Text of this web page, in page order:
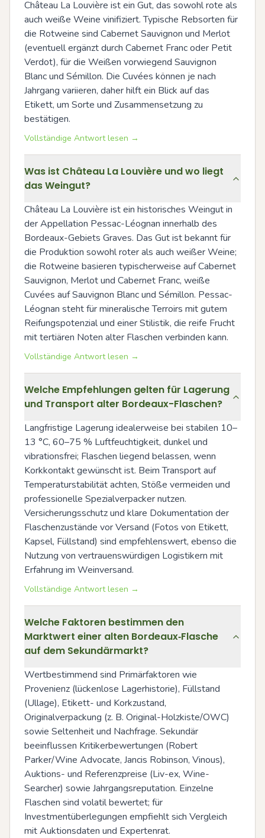
Château La Louvière ist ein Gut, das sowohl rote als
auch weiße Weine vinifiziert. Typische Rebsorten für
die Rotweine sind Cabernet Sauvignon und Merlot
(eventuell ergänzt durch Cabernet Franc oder Petit
Verdot), für die Weißen vorwiegend Sauvignon
Blanc und Sémillon. Die Cuvées können je nach
Jahrgang variieren, daher hilft ein Blick auf das
Etikett, um Sorte und Zusammensetzung zu
bestätigen.
Vollständige Antwort lesen →
Was ist Château La Louvière und wo liegt
das Weingut?
Château La Louvière ist ein historisches Weingut in
der Appellation Pessac-Léognan innerhalb des
Bordeaux-Gebiets Graves. Das Gut ist bekannt für
die Produktion sowohl roter als auch weißer Weine;
die Rotweine basieren typischerweise auf Cabernet
Sauvignon, Merlot und Cabernet Franc, weiße
Cuvées auf Sauvignon Blanc und Sémillon. Pessac-
Léognan steht für mineralische Terroirs mit gutem
Reifungspotenzial und einer Stilistik, die reife Frucht
mit tertiären Noten alter Flaschen verbinden kann.
Vollständige Antwort lesen →
Welche Empfehlungen gelten für Lagerung
und Transport alter Bordeaux-Flaschen?
Langfristige Lagerung idealerweise bei stabilen 10–
13 °C, 60–75 % Luftfeuchtigkeit, dunkel und
vibrationsfrei; Flaschen liegend belassen, wenn
Korkkontakt gewünscht ist. Beim Transport auf
Temperaturstabilität achten, Stöße vermeiden und
professionelle Spezialverpacker nutzen.
Versicherungsschutz und klare Dokumentation der
Flaschenzustände vor Versand (Fotos von Etikett,
Kapsel, Füllstand) sind empfehlenswert, ebenso die
Nutzung von vertrauenswürdigen Logistikern mit
Erfahrung im Weinversand.
Vollständige Antwort lesen →
Welche Faktoren bestimmen den
Marktwert einer alten Bordeaux‑Flasche
auf dem Sekundärmarkt?
Wertbestimmend sind Primärfaktoren wie
Provenienz (lückenlose Lagerhistorie), Füllstand
(Ullage), Etikett- und Korkzustand,
Originalverpackung (z. B. Original-Holzkiste/OWC)
sowie Seltenheit und Nachfrage. Sekundär
beeinflussen Kritikerbewertungen (Robert
Parker/Wine Advocate, Jancis Robinson, Vinous),
Auktions- und Referenzpreise (Liv-ex, Wine-
Searcher) sowie Jahrgangsreputation. Einzelne
Flaschen sind volatil bewertet; für
Investmentüberlegungen empfiehlt sich Vergleich
mit Auktionsdaten und Expertenrat.